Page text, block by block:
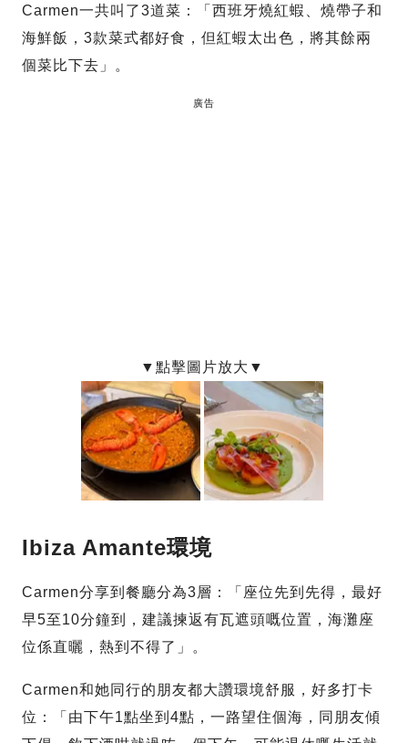
Carmen一共叫了3道菜：「西班牙燒紅蝦、燒帶子和
海鮮飯，3款菜式都好食，但紅蝦太出色，將其餘兩
個菜比下去」。
廣告
Ibiza Amante環境
Carmen分享到餐廳分為3層：「座位先到先得，最好
早5至10分鐘到，建議揀返有瓦遮頭嘅位置，海灘座
位係直曬，熱到不得了」。
Carmen和她同行的朋友都大讚環境舒服，好多打卡
位：「由下午1點坐到4點，一路望住個海，同朋友傾